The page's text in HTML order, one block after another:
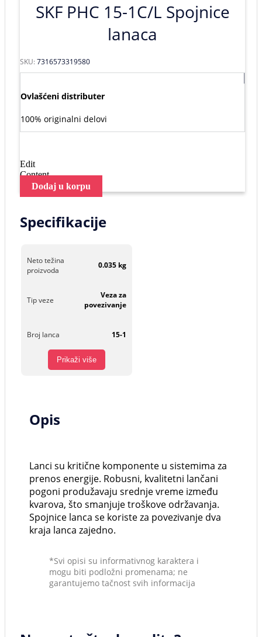
SKF PHC 15-1C/L Spojnice
lanaca
SKU:7316573319580
Ovlašćeni distributer
100% originalni delovi
Edit
Content
Dodaj u korpu
Specifikacije
Neto težina
proizvoda
0.035 kg
Tip veze
Veza za
povezivanje
Broj lanca 15-1
Prikaži više
Opis
Lanci su kritične komponente u sistemima za
prenos energije. Robusni, kvalitetni lančani
pogoni produžavaju srednje vreme između
kvarova, što smanjuje troškove održavanja.
Spojnice lanca se koriste za povezivanje dva
kraja lanca zajedno.
*Svi opisi su informativnog karaktera i
mogu biti podložni promenama; ne
garantujemo tačnost svih informacija